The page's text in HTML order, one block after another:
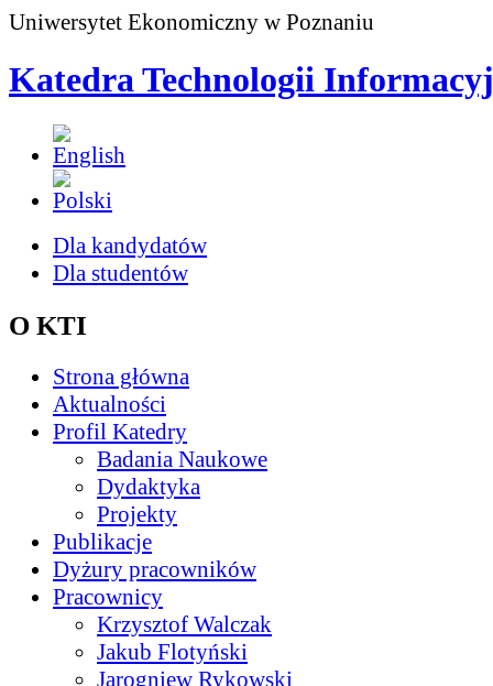
Uniwersytet Ekonomiczny w Poznaniu
Katedra Technologii
Dla kandydatów
Dla studentów
O KTI
Strona główna
Aktualności
Profil Katedry
Badania Naukowe
Dydaktyka
Projekty
Publikacje
Dyżury pracowników
Pracownicy
Krzysztof Walczak
Jakub Flotyński
Jarogniew Rykowski